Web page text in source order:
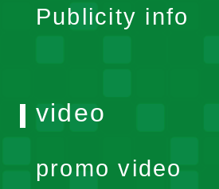
Publicity info
video
promo video